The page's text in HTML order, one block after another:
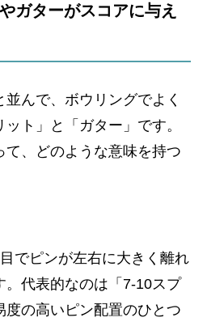
ガターがスコアに与え
んで、ボウリングでよく
ト」と「ガター」です。
て、どのような意味を持つ
でピンが左右に大きく離れ
。代表的なのは「7-10スプ
度の高いピン配置のひとつ